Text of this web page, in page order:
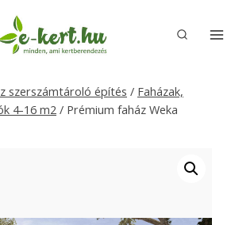
szerszámtároló építés / Faházak,
4-16 m2 / Prémium faház Weka